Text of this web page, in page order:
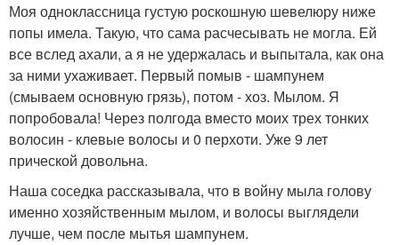
Моя одноклассница густую роскошную шевелюру ниже
попы имела. Такую, что сама расчесывать не могла. Ей
все вслед ахали, а я не удержалась и выпытала, как она
за ними ухаживает. Первый помыв - шампунем
(смываем основную грязь), потом - хоз. Мылом. Я
попробовала! Через полгода вместо моих трех тонких
волосин - клевые волосы и 0 перхоти. Уже 9 лет
прической довольна.
Наша соседка рассказывала, что в войну мыла голову
именно хозяйственным мылом, и волосы выглядели
лучше, чем после мытья шампунем.